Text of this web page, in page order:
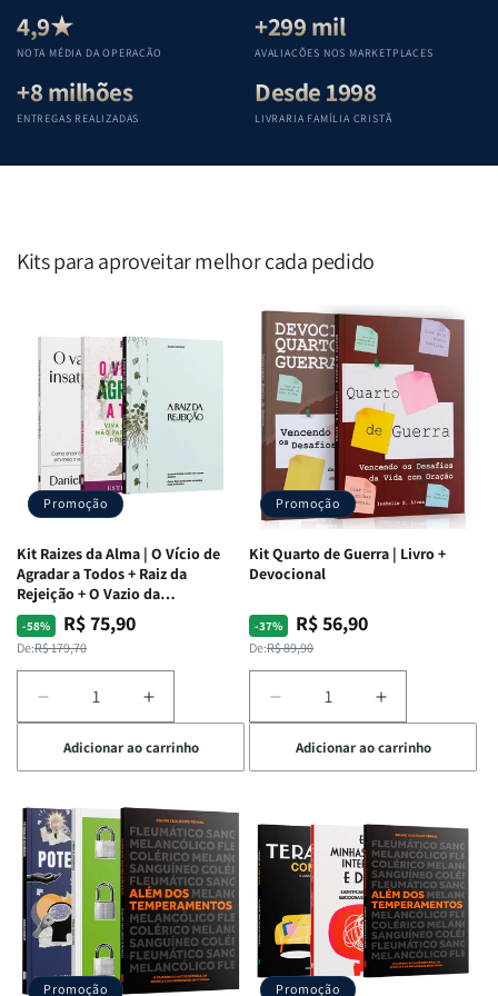
Teológica
Penkal
Penkal
Teológica
Penkal
4,9★
NOTA MÉDIA DA OPERAÇÃO
+299 mil
AVALIAÇÕES NOS MARKETPLACES
+8 milhões
ENTREGAS REALIZADAS
Desde 1998
LIVRARIA FAMÍLIA CRISTÃ
Kits para aproveitar melhor cada pedido
Promoção
Kit Raizes da Alma | O Vício de
Agradar a Todos + Raiz da
Rejeição + O Vazio da
Insatisfação.
-58%
Preço
normal
De:R$ 179,70
Preço
promocional
R$ 75,90
Diminuir
a
quantidade
de
Raizes
da
Alma
|
O
Vício
Agradar
Aumentar
a
quantidade
de
Raizes
da
Alma
|
O
Vício
de
Agradar
Adicionar ao carrinho
Promoção
Kit Quarto de Guerra | Livro +
Devocional
-37%
Preço
normal
De:R$ 89,90
Preço
promocional
R$ 56,90
Diminuir
a
quantidade
de
Quarto
de
Guerra
Livro
+
Devocional
Aumentar
a
quantidade
de
Quarto
de
Guerra
|
Livro
+
Devocional
Adicionar ao carrinho
Promoção Promoção